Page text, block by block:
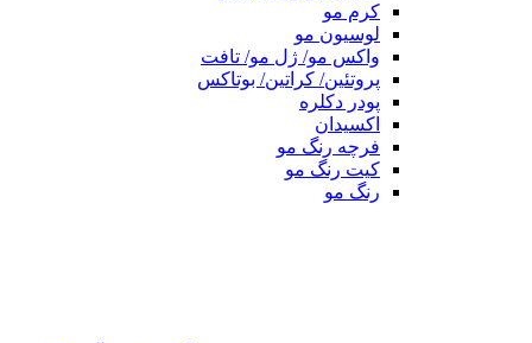
کرم مو
لوسیون مو
واکس مو/ ژل مو/ تافت
پروتئین/ کراتین/ بوتاکس
پودر دکلره
اکسیدان
فرچه رنگ مو
کیت رنگ مو
رنگ مو